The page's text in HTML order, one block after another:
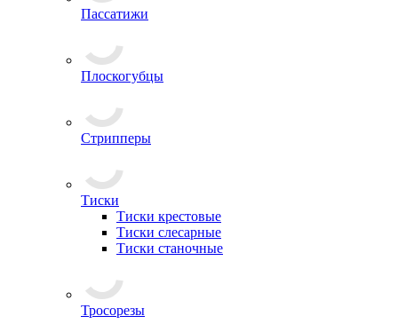
Пассатижи
Плоскогубцы
Стрипперы
Тиски
Тиски крестовые
Тиски слесарные
Тиски станочные
Тросорезы